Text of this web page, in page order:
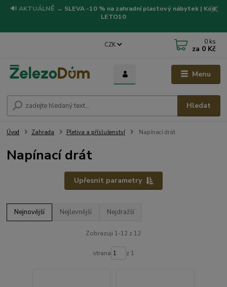
🔊 AKTUÁLNĚ → SLEVA -10 % na zahradní plastový nábytek | Kód:
LETO10
Menu
CZK
Hledat
0 ks
za 0 Kč
Úvod Zahrada Pletiva a příslušenství Napínací drát
Napínací drát
Upřesnit parametry
Nejnovější Nejlevnější Nejdražší
Zobrazuji 1-12 z 12
strana z 1